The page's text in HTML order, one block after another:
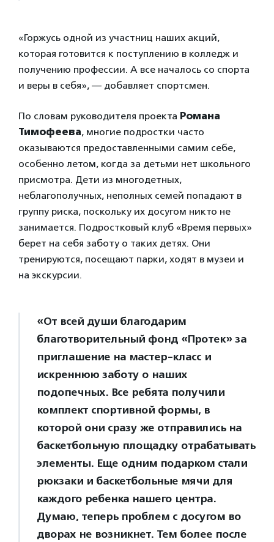
«Горжусь одной из участниц наших акций,
которая готовится к поступлению в колледж и
получению профессии. А все началось со спорта
и веры в себя», — добавляет спортсмен.
По словам руководителя проекта Романа
Тимофеева, многие подростки часто
оказываются предоставленными самим себе,
особенно летом, когда за детьми нет школьного
присмотра. Дети из многодетных,
неблагополучных, неполных семей попадают в
группу риска, поскольку их досугом никто не
занимается. Подростковый клуб «Время первых»
берет на себя заботу о таких детях. Они
тренируются, посещают парки, ходят в музеи и
на экскурсии.
«От всей души благодарим
благотворительный фонд «Протек» за
приглашение на мастер-класс и
искреннюю заботу о наших
подопечных. Все ребята получили
комплект спортивной формы, в
которой они сразу же отправились на
баскетбольную площадку отрабатывать
элементы. Еще одним подарком стали
рюкзаки и баскетбольные мячи для
каждого ребенка нашего центра.
Думаю, теперь проблем с досугом во
дворах не возникнет. Тем более после